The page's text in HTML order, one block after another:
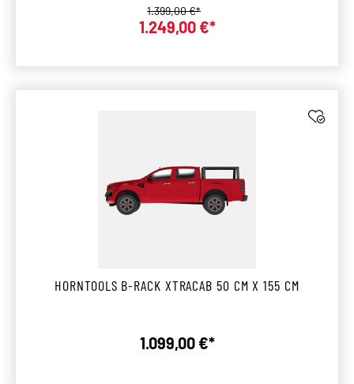
Verkaufspreis:
1.249,00 €*
Regulärer Preis:
1.399,00 €*
HORNTOOLS B-RACK XTRACAB 50 CM X 155 CM
Regulärer Preis:
1.099,00 €*